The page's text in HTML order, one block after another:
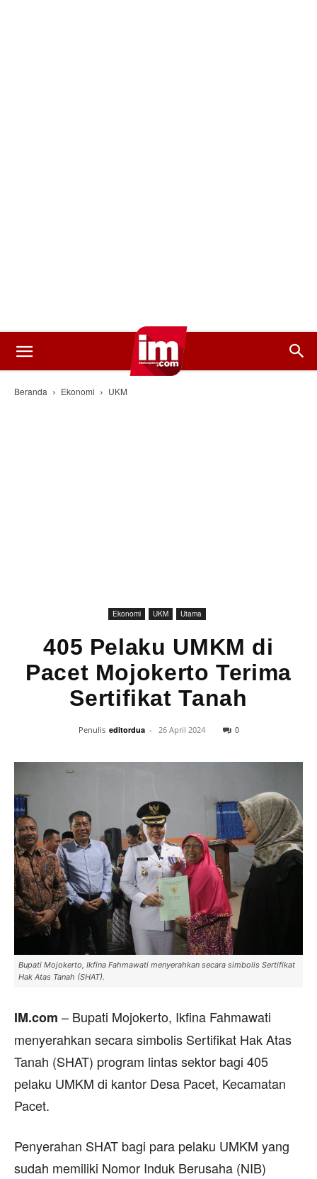
Beranda Ekonomi UKM
Ekonomi UKM Utama
405 Pelaku UMKM di
Pacet Mojokerto Terima
Sertifikat Tanah
Penulis editordua - 26 April 2024 0
Bupati Mojokerto, Ikfina Fahmawati menyerahkan secara simbolis Sertifikat
Hak Atas Tanah (SHAT).
IM.com – Bupati Mojokerto, Ikfina Fahmawati
menyerahkan secara simbolis Sertifikat Hak Atas
Tanah (SHAT) program lintas sektor bagi 405
pelaku UMKM di kantor Desa Pacet, Kecamatan
Pacet.
Penyerahan SHAT bagi para pelaku UMKM yang
sudah memiliki Nomor Induk Berusaha (NIB)